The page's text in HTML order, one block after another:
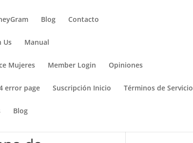
Blog Contacto
Us Manual
Mujeres Member Login Opiniones
error page Suscripción Inicio Términos de Servicio
Blog